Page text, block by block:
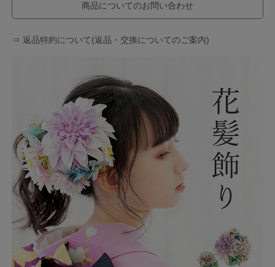
商品についてのお問い合わせ
⇒ 返品特約について(返品・交換についてのご案内)